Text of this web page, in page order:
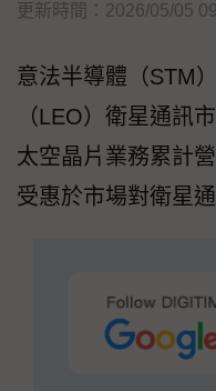
更新時間：2026/05/05
意法半導體（STM
（LEO）衛星通訊
太空晶片業務累計
受惠於市場對衛星